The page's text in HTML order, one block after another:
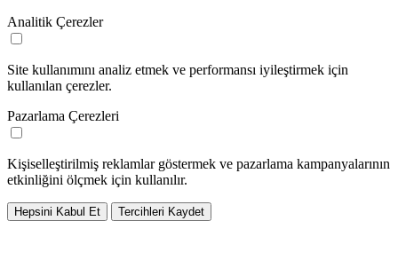
Analitik Çerezler
Site kullanımını analiz etmek ve performansı iyileştirmek için
kullanılan çerezler.
Pazarlama Çerezleri
Kişiselleştirilmiş reklamlar göstermek ve pazarlama kampanyalarının
etkinliğini ölçmek için kullanılır.
Hepsini Kabul Et Tercihleri Kaydet